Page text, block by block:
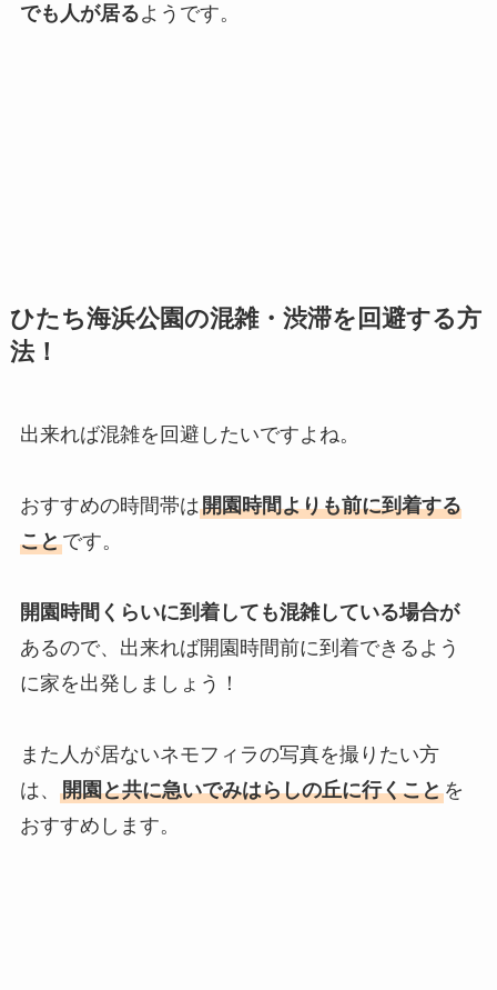
でも人が居るようです。
ひたち海浜公園の混雑・渋滞を回避する方
法！
出来れば混雑を回避したいですよね。
おすすめの時間帯は開園時間よりも前に到着する
ことです。
開園時間くらいに到着しても混雑している場合が
あるので、出来れば開園時間前に到着できるよう
に家を出発しましょう！
また人が居ないネモフィラの写真を撮りたい方
は、 開園と共に急いでみはらしの丘に行くことを
おすすめします。